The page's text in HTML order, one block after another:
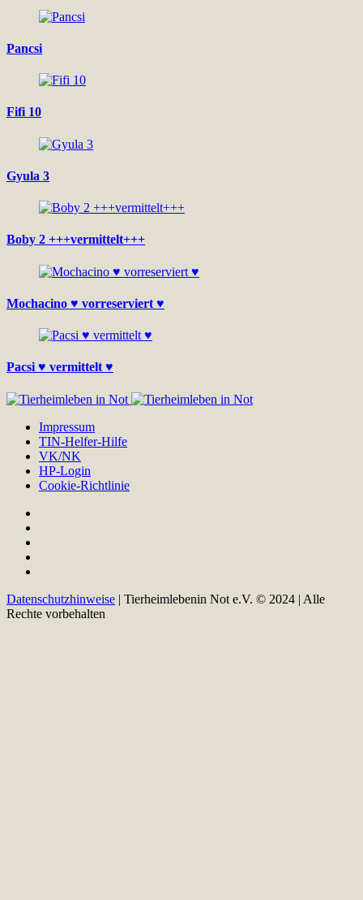
Pancsi
Fifi 10
Gyula 3
Boby 2 +++vermittelt+++
Mochacino ♥ vorreserviert ♥
Pacsi ♥ vermittelt ♥
Impressum
TIN-Helfer-Hilfe
VK/NK
HP-Login
Cookie-Richtlinie
Datenschutzhinweise | Tierheimlebenin Not e.V. © 2024 | Alle
Rechte vorbehalten